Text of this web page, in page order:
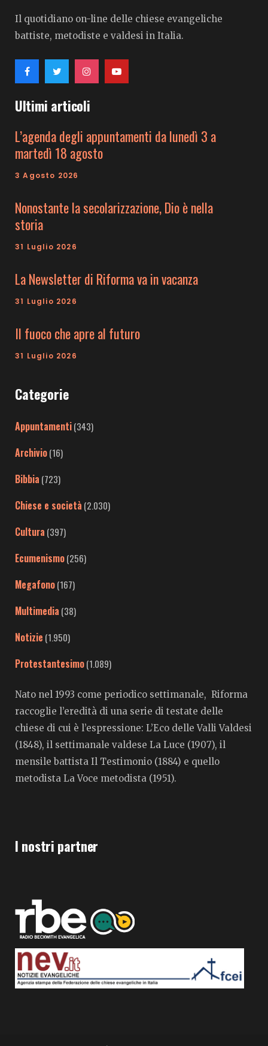
Il quotidiano on-line delle chiese evangeliche
battiste, metodiste e valdesi in Italia.
Ultimi articoli
L’agenda degli appuntamenti da lunedì 3 a
martedì 18 agosto
3 Agosto 2026
Nonostante la secolarizzazione, Dio è nella
storia
31 Luglio 2026
La Newsletter di Riforma va in vacanza
31 Luglio 2026
Il fuoco che apre al futuro
31 Luglio 2026
Categorie
Appuntamenti(343)
Archivio(16)
Bibbia (723)
Chiese e società (2.030)
Cultura (397)
Ecumenismo(256)
Megafono(167)
Multimedia (38)
Notizie (1.950)
Protestantesimo(1.089)
Nato nel 1993 come periodico settimanale, Riforma
raccoglie l’eredità di una serie di testate delle
chiese di cui è l’espressione: L’Eco delle Valli Valdesi
(1848), il settimanale valdese La Luce (1907), il
mensile battista Il Testimonio (1884) e quello
metodista La Voce metodista (1951).
I nostri partner